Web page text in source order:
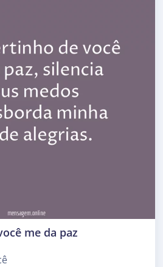
me da paz